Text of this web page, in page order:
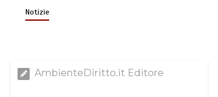
Notizie
AmbienteDiritto.it Editore